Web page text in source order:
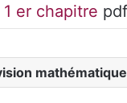
er chapitre
mathématique